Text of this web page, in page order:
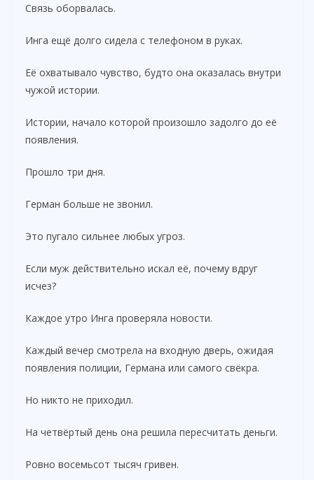
Связь оборвалась.
Инга ещё долго сидела с телефоном в руках.
Её охватывало чувство, будто она оказалась внутри
чужой истории.
Истории, начало которой произошло задолго до её
появления.
Прошло три дня.
Герман больше не звонил.
Это пугало сильнее любых угроз.
Если муж действительно искал её, почему вдруг
исчез?
Каждое утро Инга проверяла новости.
Каждый вечер смотрела на входную дверь, ожидая
появления полиции, Германа или самого свёкра.
Но никто не приходил.
На четвёртый день она решила пересчитать деньги.
Ровно восемьсот тысяч гривен.